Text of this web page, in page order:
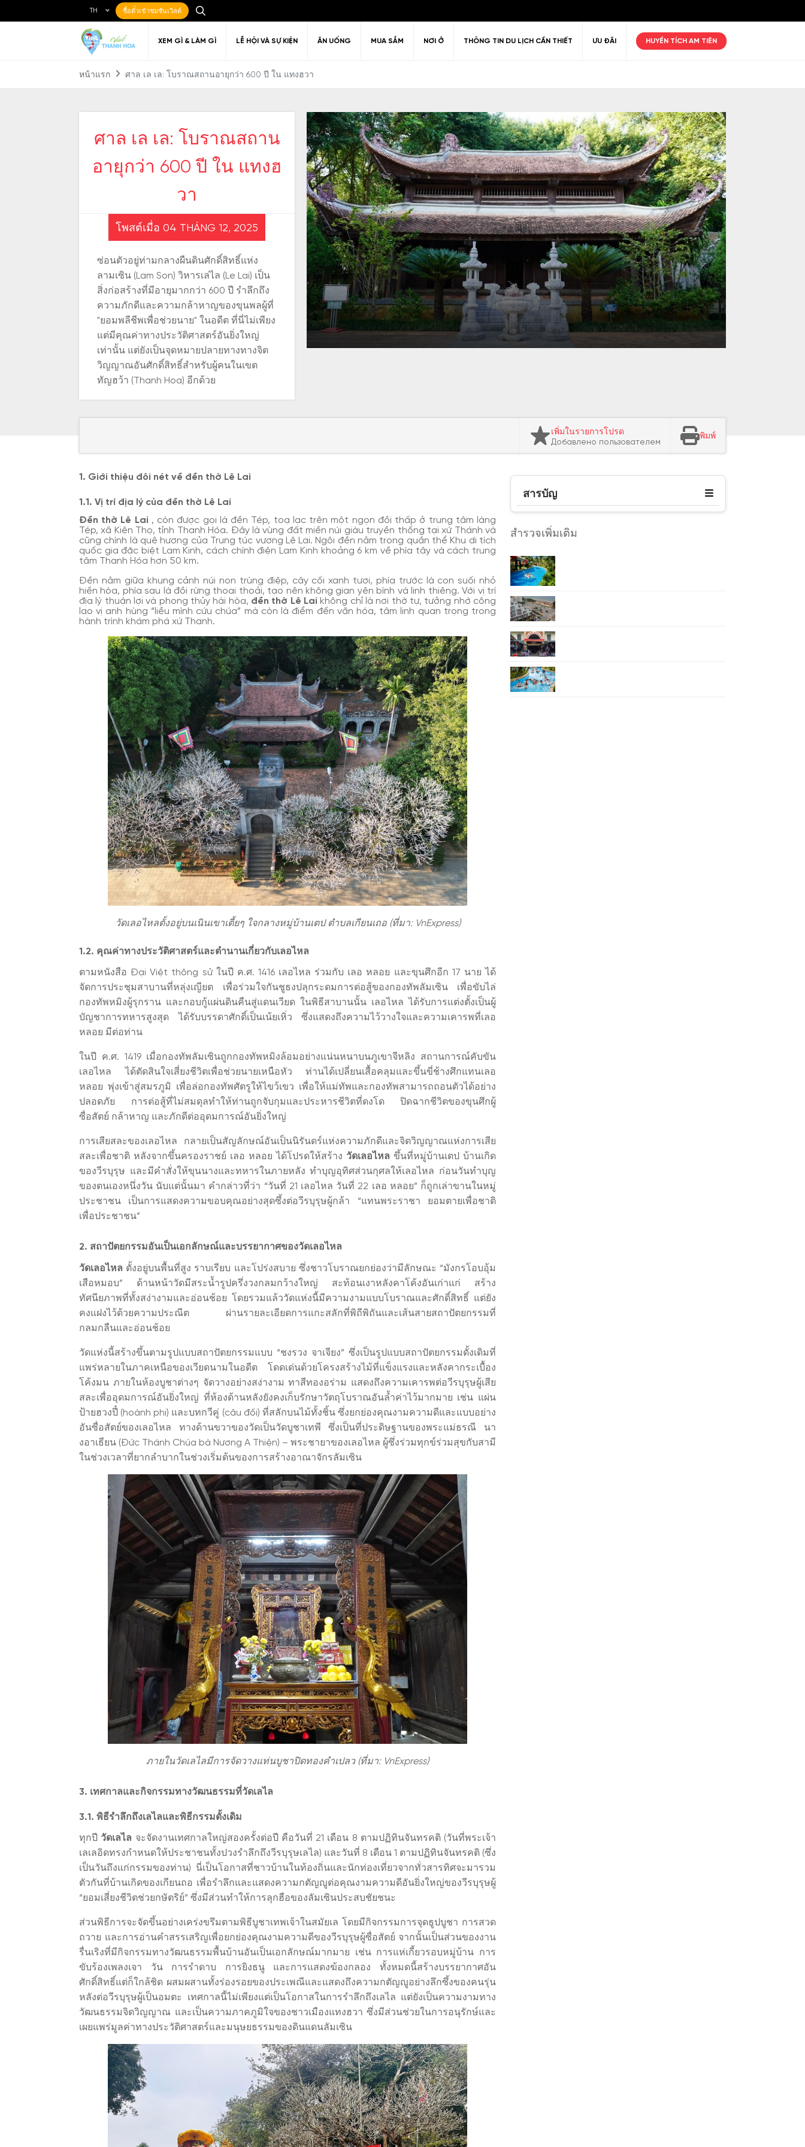
TH ซื้อตั๋วเข้าชมซันเวิลด์
XEM GÌ & LÀM GÌ LỄ HỘI VÀ SỰ KIỆN ĂN UỐNG MUA SẮM NƠI Ở THÔNG TIN DU LỊCH CẦN THIẾT ƯU ĐÃI HUYỀN TÍCH AM TIÊN
Kiến trúc Văn hóa Giải trí & Thư giãn Thiên nhiên Golf
Giải trí về đêm
Di chuyển quanh
Thanh Hóa
Câu hỏi thường gặp Chính sách thị thực
หน้าแรก ศาล เล เล: โบราณสถานอายุกว่า 600 ปี ใน แทงฮวา
ศาล เล เล: โบราณสถาน
อายุกว่า 600 ปี ใน แทงฮ
วา
โพสต์เมื่อ 04 THÁNG 12, 2025
ซ่อนตัวอยู่ท่ามกลางผืนดินศักดิ์สิทธิ์แห่ง
ลามเซิน (Lam Son) วิหารเล่ไล (Le Lai) เป็น
สิ่งก่อสร้างที่มีอายุมากกว่า 600 ปี รำลึกถึง
ความภักดีและความกล้าหาญของขุนพลผู้ที่
"ยอมพลีชีพเพื่อช่วยนาย" ในอดีต ที่นี่ไม่เพียง
แต่มีคุณค่าทางประวัติศาสตร์อันยิ่งใหญ่
เท่านั้น แต่ยังเป็นจุดหมายปลายทางทางจิต
วิญญาณอันศักดิ์สิทธิ์สำหรับผู้คนในเขต
ทัญฮว้า (Thanh Hoa) อีกด้วย
เพิ่มในรายการโปรด
Добавлено пользователем
พิมพ์
1. Giới thiệu đôi nét về đền thờ Lê Lai
1.1. Vị trí địa lý của đền thờ Lê Lai
Đền thờ Lê Lai , còn được gọi là đền Tép, toạ lạc trên một ngọn đồi thấp ở trung tâm làng
Tép, xã Kiên Thọ, tỉnh Thanh Hóa. Đây là vùng đất miền núi giàu truyền thống tại xứ Thánh và
cũng chính là quê hương của Trung túc vương Lê Lai. Ngôi đền nằm trong quần thể Khu di tích
quốc gia đặc biệt Lam Kinh, cách chính điện Lam Kinh khoảng 6 km về phía tây và cách trung
tâm Thanh Hóa hơn 50 km.
Đền nằm giữa khung cảnh núi non trùng điệp, cây cối xanh tươi, phía trước là con suối nhỏ
hiền hòa, phía sau là đồi rừng thoai thoải, tạo nên không gian yên bình và linh thiêng. Với vị trí
địa lý thuận lợi và phong thủy hài hòa, đền thờ Lê Lai không chỉ là nơi thờ tự, tưởng nhớ công
lao vị anh hùng “liều mình cứu chúa” mà còn là điểm đến văn hóa, tâm linh quan trọng trong
hành trình khám phá xứ Thanh.
วัดเลอไหลตั้งอยู่บนเนินเขาเตี้ยๆ ใจกลางหมู่บ้านเตป ตำบลเกียนเถอ (ที่มา: VnExpress)
1.2. คุณค่าทางประวัติศาสตร์และตำนานเกี่ยวกับเลอไหล
ตามหนังสือ Đại Việt thông sử ในปี ค.ศ. 1416 เลอไหล ร่วมกับ เลอ หลอย และขุนศึกอีก 17 นาย ได้
จัดการประชุมสาบานที่หลุ่งเญียต เพื่อร่วมใจกันชูธงปลุกระดมการต่อสู้ของกองทัพลัมเซิน เพื่อขับไล่
กองทัพหมิงผู้รุกราน และกอบกู้แผ่นดินคืนสู่แดนเวียด ในพิธีสาบานนั้น เลอไหล ได้รับการแต่งตั้งเป็นผู้
บัญชาการทหารสูงสุด ได้รับบรรดาศักดิ์เป็นเน้ยเหิ่ว ซึ่งแสดงถึงความไว้วางใจและความเคารพที่เลอ
หลอย มีต่อท่าน
ในปี ค.ศ. 1419 เมื่อกองทัพลัมเซินถูกกองทัพหมิงล้อมอย่างแน่นหนาบนภูเขาจีหลิง สถานการณ์คับขัน
เลอไหล ได้ตัดสินใจเสี่ยงชีวิตเพื่อช่วยนายเหนือหัว ท่านได้เปลี่ยนเสื้อคลุมและขึ้นขี่ช้างศึกแทนเลอ
หลอย พุ่งเข้าสู่สมรภูมิ เพื่อล่อกองทัพศัตรูให้ไขว้เขว เพื่อให้แม่ทัพและกองทัพสามารถถอนตัวได้อย่าง
ปลอดภัย การต่อสู้ที่ไม่สมดุลทำให้ท่านถูกจับกุมและประหารชีวิตที่ดงโด ปิดฉากชีวิตของขุนศึกผู้
ซื่อสัตย์ กล้าหาญ และภักดีต่ออุดมการณ์อันยิ่งใหญ่
การเสียสละของเลอไหล กลายเป็นสัญลักษณ์อันเป็นนิรันดร์แห่งความภักดีและจิตวิญญาณแห่งการเสีย
สละเพื่อชาติ หลังจากขึ้นครองราชย์ เลอ หลอย ได้โปรดให้สร้าง วัดเลอไหล ขึ้นที่หมู่บ้านเตป บ้านเกิด
ของวีรบุรุษ และมีคำสั่งให้ขุนนางและทหารในภายหลัง ทำบุญอุทิศส่วนกุศลให้เลอไหล ก่อนวันทำบุญ
ของตนเองหนึ่งวัน นับแต่นั้นมา คำกล่าวที่ว่า “วันที่ 21 เลอไหล วันที่ 22 เลอ หลอย” ก็ถูกเล่าขานในหมู่
ประชาชน เป็นการแสดงความขอบคุณอย่างสุดซึ้งต่อวีรบุรุษผู้กล้า “แทนพระราชา ยอมตายเพื่อชาติ
เพื่อประชาชน”
2. สถาปัตยกรรมอันเป็นเอกลักษณ์และบรรยากาศของวัดเลอไหล
วัดเลอไหล ตั้งอยู่บนพื้นที่สูง ราบเรียบ และโปร่งสบาย ซึ่งชาวโบราณยกย่องว่ามีลักษณะ “มังกรโอบอุ้ม
เสือหมอบ” ด้านหน้าวัดมีสระน้ำรูปครึ่งวงกลมกว้างใหญ่ สะท้อนเงาหลังคาโค้งอันเก่าแก่ สร้าง
ทัศนียภาพที่ทั้งสง่างามและอ่อนช้อย โดยรวมแล้ววัดแห่งนี้มีความงามแบบโบราณและศักดิ์สิทธิ์ แต่ยัง
คงแฝงไว้ด้วยความประณีต ผ่านรายละเอียดการแกะสลักที่พิถีพิถันและเส้นสายสถาปัตยกรรมที่
กลมกลืนและอ่อนช้อย
วัดแห่งนี้สร้างขึ้นตามรูปแบบสถาปัตยกรรมแบบ “ชงรวง จาเจียง” ซึ่งเป็นรูปแบบสถาปัตยกรรมดั้งเดิมที่
แพร่หลายในภาคเหนือของเวียดนามในอดีต โดดเด่นด้วยโครงสร้างไม้ที่แข็งแรงและหลังคากระเบื้อง
โค้งมน ภายในห้องบูชาต่างๆ จัดวางอย่างสง่างาม ทาสีทองอร่าม แสดงถึงความเคารพต่อวีรบุรุษผู้เสีย
สละเพื่ออุดมการณ์อันยิ่งใหญ่ ที่ห้องด้านหลังยังคงเก็บรักษาวัตถุโบราณอันล้ำค่าไว้มากมาย เช่น แผ่น
ป้ายฮวงปี๋ (hoành phi) และบทกวีคู่ (câu đối) ที่สลักบนไม้ทั้งชิ้น ซึ่งยกย่องคุณงามความดีและแบบอย่าง
อันซื่อสัตย์ของเลอไหล ทางด้านขวาของวัดเป็นวัดบูชาเทพี ซึ่งเป็นที่ประดิษฐานของพระแม่ธรณี นา
งอาเธียน (Đức Thánh Chúa bà Nương A Thiện) – พระชายาของเลอไหล ผู้ซึ่งร่วมทุกข์ร่วมสุขกับสามี
ในช่วงเวลาที่ยากลำบากในช่วงเริ่มต้นของการสร้างอาณาจักรลัมเซิน
ภายในวัดเลไลมีการจัดวางแท่นบูชาปิดทองคำเปลว (ที่มา: VnExpress)
3. เทศกาลและกิจกรรมทางวัฒนธรรมที่วัดเลไล
3.1. พิธีรำลึกถึงเลไลและพิธีกรรมดั้งเดิม
ทุกปี วัดเลไล จะจัดงานเทศกาลใหญ่สองครั้งต่อปี คือวันที่ 21 เดือน 8 ตามปฏิทินจันทรคติ (วันที่พระเจ้า
เลเลอิดทรงกำหนดให้ประชาชนทั้งปวงรำลึกถึงวีรบุรุษเลไล) และวันที่ 8 เดือน 1 ตามปฏิทินจันทรคติ (ซึ่ง
เป็นวันถึงแก่กรรมของท่าน) นี่เป็นโอกาสที่ชาวบ้านในท้องถิ่นและนักท่องเที่ยวจากทั่วสารทิศจะมารวม
ตัวกันที่บ้านเกิดของเกียนถอ เพื่อรำลึกและแสดงความกตัญญูต่อคุณงามความดีอันยิ่งใหญ่ของวีรบุรุษผู้
“ยอมเสี่ยงชีวิตช่วยกษัตริย์” ซึ่งมีส่วนทำให้การลุกฮือของลัมเซินประสบชัยชนะ
ส่วนพิธีการจะจัดขึ้นอย่างเคร่งขรึมตามพิธีบูชาเทพเจ้าในสมัยเล โดยมีกิจกรรมการจุดธูปบูชา การสวด
ถวาย และการอ่านคำสรรเสริญเพื่อยกย่องคุณงามความดีของวีรบุรุษผู้ซื่อสัตย์ จากนั้นเป็นส่วนของงาน
รื่นเริงที่มีกิจกรรมทางวัฒนธรรมพื้นบ้านอันเป็นเอกลักษณ์มากมาย เช่น การแห่เกี้ยวรอบหมู่บ้าน การ
ขับร้องเพลงเจา วัน การรำดาบ การยิงธนู และการแสดงฆ้องกลอง ทั้งหมดนี้สร้างบรรยากาศอัน
ศักดิ์สิทธิ์แต่ก็ใกล้ชิด ผสมผสานทั้งร่องรอยของประเพณีและแสดงถึงความกตัญญูอย่างลึกซึ้งของคนรุ่น
หลังต่อวีรบุรุษผู้เป็นอมตะ เทศกาลนี้ไม่เพียงแต่เป็นโอกาสในการรำลึกถึงเลไล แต่ยังเป็นความงามทาง
วัฒนธรรมจิตวิญญาณ และเป็นความภาคภูมิใจของชาวเมืองแทงฮวา ซึ่งมีส่วนช่วยในการอนุรักษ์และ
เผยแพร่มูลค่าทางประวัติศาสตร์และมนุษยธรรมของดินแดนลัมเซิน
สารบัญ
สำรวจเพิ่มเติม